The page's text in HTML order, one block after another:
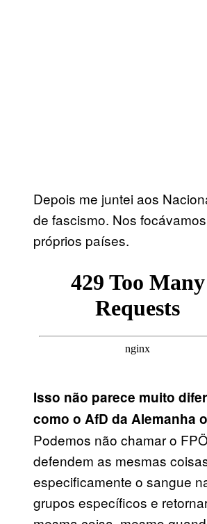
Depois me juntei aos
de fascismo. Nos
próprios países.
Isso não parece muito
como o AfD da Alemanha
Podemos não chamar o
defendem as mesmas
especificamente o sangue
grupos específicos e